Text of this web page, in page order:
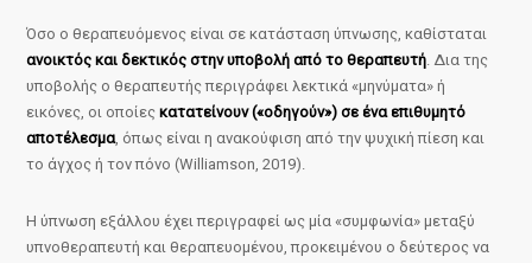
Όσο ο θεραπευόμενος είναι σε κατάσταση ύπνωσης, καθίσταται
ανοικτός και δεκτικός στην υποβολή από το θεραπευτή. Δια της
υποβολής ο θεραπευτής περιγράφει λεκτικά «μηνύματα» ή
εικόνες, οι οποίεςκατατείνουν («οδηγούν») σε ένα επιθυμητό
αποτέλεσμα, όπως είναι η ανακούφιση από την ψυχική πίεση και
το άγχος ή τον πόνο (Williamson, 2019).
Η ύπνωση εξάλλου έχει περιγραφεί ως μία «συμφωνία» μεταξύ
υπνοθεραπευτή και θεραπευομένου, προκειμένου ο δεύτερος να